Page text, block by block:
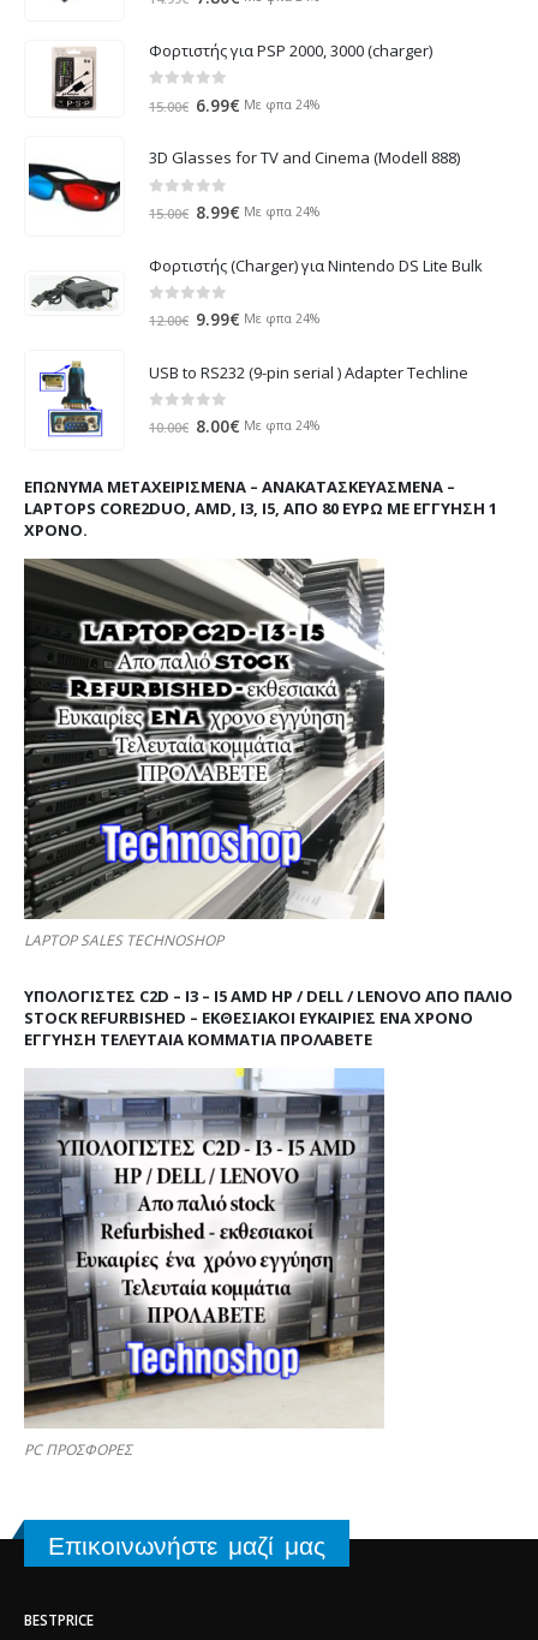
was:
14.99€.
τιμή
Φορτιστής για PSP 2000, 3000 (charger)
out of 5
15.00€ Original
was:
15.00€.
6.99€ Η
τιμή
Με φπα 24%
3D Glasses for TV and Cinema (Modell 888)
out of 5
15.00€ Original
was:
15.00€.
8.99€ Η
τιμή
είναι:
Με φπα 24%
Φορτιστής (Charger) για Nintendo DS Lite Bulk
out of 5
12.00€ Original
was:
12.00€.
9.99€ Η
τιμή
είναι:
Με φπα 24%
USB to RS232 (9-pin serial ) Adapter Techline
out of 5
10.00€ Original
10.00€.
8.00€ Η
είναι:
8.00€.
Με φπα 24%
ΕΠΏΝΥΜΑ ΜΕΤΑΧΕΙΡΙΣΜΈΝΑ – ΑΝΑΚΑΤΑΣΚΕΥΑΣΜΈΝΑ –
LAPTOPS CORE2DUO, AMD, I3, I5, ΑΠΌ 80 ΕΥΡΏ ΜΕ ΕΓΓΎΗΣΗ 1
ΧΡΌΝΟ.
LAPTOP SALES TECHNOSHOP
ΥΠΟΛΟΓΙΣΤΕΣ C2D – I3 – I5 AMD HP / DELL / LENOVO ΑΠΟ ΠΑΛΙΌ
STOCK REFURBISHED – ΕΚΘΕΣΙΑΚΟΊ ΕΥΚΑΙΡΊΕΣ ΈΝΑ ΧΡΌΝΟ
ΕΓΓΎΗΣΗ ΤΕΛΕΥΤΑΊΑ ΚΟΜΜΆΤΙΑ ΠΡΟΛΑΒΕΤΕ
PC ΠΡΟΣΦΟΡΕΣ
Επικοινωνήστε μαζί μας
BESTPRICE